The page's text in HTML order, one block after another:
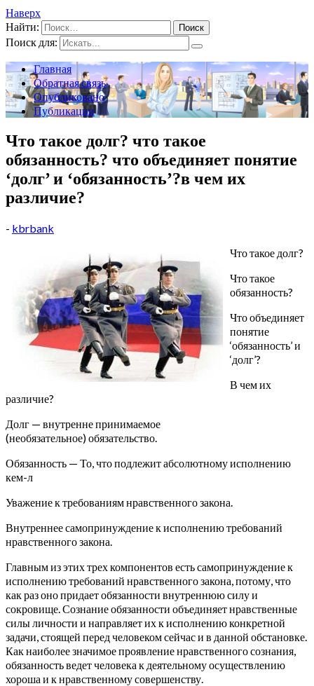
Наверх
Найти:
Поиск для:
Главная
Обратная связь
Опубликовано
Публикации
Что такое долг? что такое
обязанность? что объединяет понятие
‘долг’ и ‘обязанность’?в чем их
различие?
- kbrbank
Что такое долг?
Что такое
обязанность?
Что объединяет
понятие
‘обязанность’ и
‘долг’?
В чем их
различие?
Долг — внутренне принимаемое
(необязательное) обязательство.
Обязанность — То, что подлежит абсолютному исполнению
кем-л
Уважение к требованиям нравственного закона.
Внутреннее самопринуждение к исполнению требований
нравственного закона.
Главным из этих трех компонентов есть самопринуждение к
исполнению требований нравственного закона, потому, что
как раз оно придает обязанности внутреннюю силу и
сокровище. Сознание обязанности объединяет нравственные
силы личности и направляет их к исполнению конкретной
задачи, стоящей перед человеком сейчас и в данной обстановке.
Как наиболее значимое проявление нравственного сознания,
обязанность ведет человека к деятельному осуществлению
хороша и к нравственному совершенству.